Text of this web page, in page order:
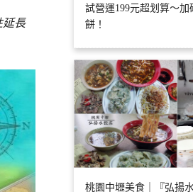
延長
試營運199元超划算～
餅！
桃園中壢美食｜『弘揚